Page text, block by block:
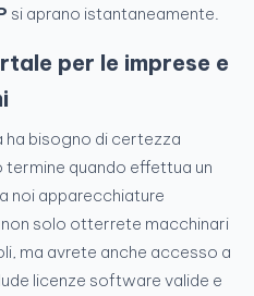
si aprano istantaneamente.
per le imprese e
ha bisogno di certezza
quando effettua un
noi apparecchiature
solo otterrete macchinari
ma avrete anche accesso a
licenze software valide e